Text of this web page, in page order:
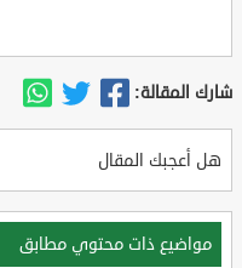
شارك المقالة:
هل أعجبك المقال
مواضيع ذات محتوي مطابق